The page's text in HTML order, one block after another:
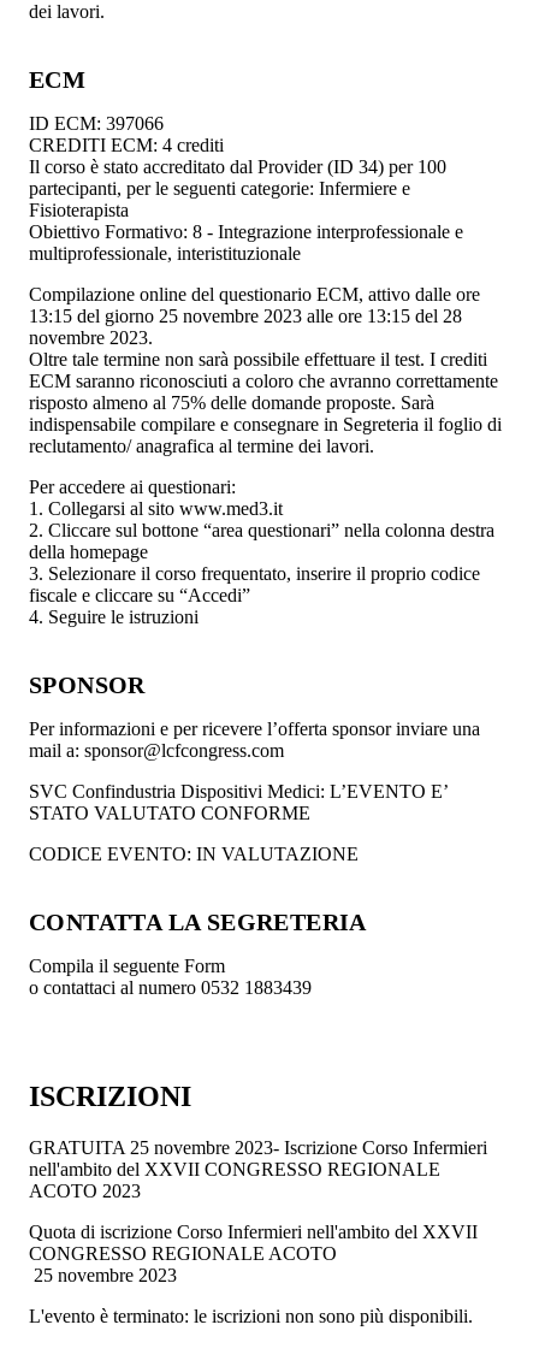
dei lavori.
ECM
ID ECM: 397066
CREDITI ECM: 4 crediti
Il corso è stato accreditato dal Provider (ID 34) per 100
partecipanti, per le seguenti categorie: Infermiere e
Fisioterapista
Obiettivo Formativo: 8 - Integrazione interprofessionale e
multiprofessionale, interistituzionale
Compilazione online del questionario ECM, attivo dalle ore
13:15 del giorno 25 novembre 2023 alle ore 13:15 del 28
novembre 2023.
Oltre tale termine non sarà possibile effettuare il test. I crediti
ECM saranno riconosciuti a coloro che avranno correttamente
risposto almeno al 75% delle domande proposte. Sarà
indispensabile compilare e consegnare in Segreteria il foglio di
reclutamento/ anagrafica al termine dei lavori.
Per accedere ai questionari:
1. Collegarsi al sito www.med3.it
2. Cliccare sul bottone “area questionari” nella colonna destra
della homepage
3. Selezionare il corso frequentato, inserire il proprio codice
fiscale e cliccare su “Accedi”
4. Seguire le istruzioni
SPONSOR
Per informazioni e per ricevere l’offerta sponsor inviare una
mail a: sponsor@lcfcongress.com
SVC Confindustria Dispositivi Medici: L’EVENTO E’
STATO VALUTATO CONFORME
CODICE EVENTO: IN VALUTAZIONE
CONTATTA LA SEGRETERIA
Compila il seguente Form
o contattaci al numero 0532 1883439
ISCRIZIONI
GRATUITA 25 novembre 2023- Iscrizione Corso Infermieri
nell'ambito del XXVII CONGRESSO REGIONALE
ACOTO 2023
Quota di iscrizione Corso Infermieri nell'ambito del XXVII
CONGRESSO REGIONALE ACOTO
25 novembre 2023
L'evento è terminato: le iscrizioni non sono più disponibili.